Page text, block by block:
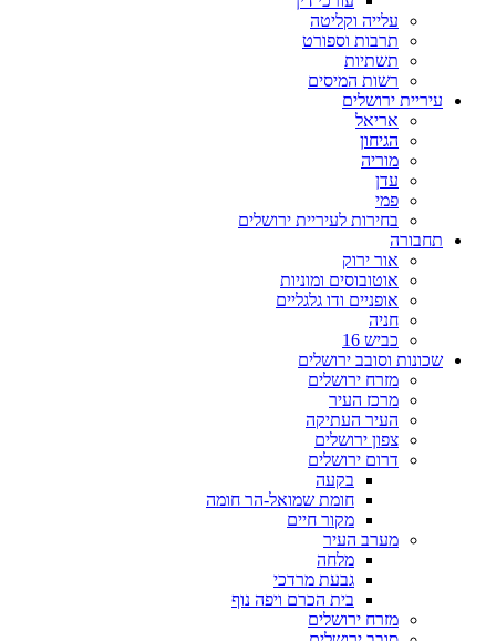
עלייה וקליטה
תרבות וספורט
תשתיות
רשות המיסים
עיריית ירושלים
אריאל
הגיחון
מוריה
עדן
פמי
בחירות לעיריית ירושלים
תחבורה
אור ירוק
אוטובוסים ומוניות
אופניים ודו גלגליים
חניה
כביש 16
שכונות וסובב ירושלים
מזרח ירושלים
מרכז העיר
העיר העתיקה
צפון ירושלים
דרום ירושלים
בקעה
חומת שמואל-הר חומה
מקור חיים
מערב העיר
מלחה
גבעת מרדכי
בית הכרם ויפה נוף
מזרח ירושלים